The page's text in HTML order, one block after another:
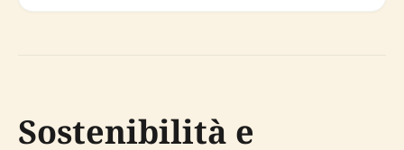
Sostenibilità e